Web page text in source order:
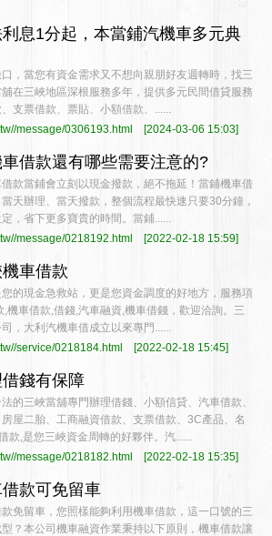
息1分起，本當鋪汽機車多元典
，當您有資金需求又不想向親朋好友週轉時，找三
在三峽地區深根服務多年，提供多元民間借貸服務
支票借款、票貼、小額借款、......
message/0306193.html
[2024-03-06 15:03]
借款還有哪些需要注意的?
款當鋪會立刻以現金撥款，絕不拖延！當鋪機車借
天辦理、當天撥款，整個流程最快速只要30分鐘，
，省下更多寶貴的時間。當鋪......
message/0218192.html
[2022-02-18 15:59]
車借款
的現金急救站，更是您資金調度的好地方，服務項
,機車借款,借錢,汽車融資,機車借錢，歡迎洽詢。三
，大利汽機車借成立以來專門......
service/0218184.html
[2022-02-18 15:45]
錢有保障
的三峽當舖專門辦理借錢、小額信貸、汽車借款、
屋二胎、工商融資借款、支票借款、3C產品、名
款,是您三峽資金周轉的好夥伴。汽......
message/0218182.html
[2022-02-18 15:35]
款可免留車
免留車，您照樣能夠利用機車借款，這一口號的三
？本公司機車融資作業秉持以下原則，機車借款讓